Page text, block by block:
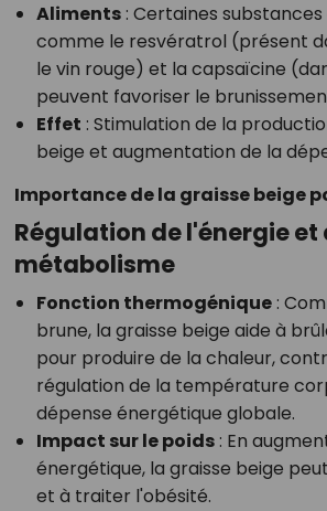
Aliments: Certaines
comme le resvératrol (présent
le vin rouge) et la capsaïcine
peuvent favoriser le
Effet : Stimulation de la
beige et augmentation de la
Importance de la graisse beige
Régulation de l'énergie et
métabolisme
Fonction thermogénique:
brune, la graisse beige aide à
pour produire de la chaleur,
régulation de la température
dépense énergétique globale.
Impact sur le poids: En
énergétique, la graisse beige
et à traiter l'obésité.